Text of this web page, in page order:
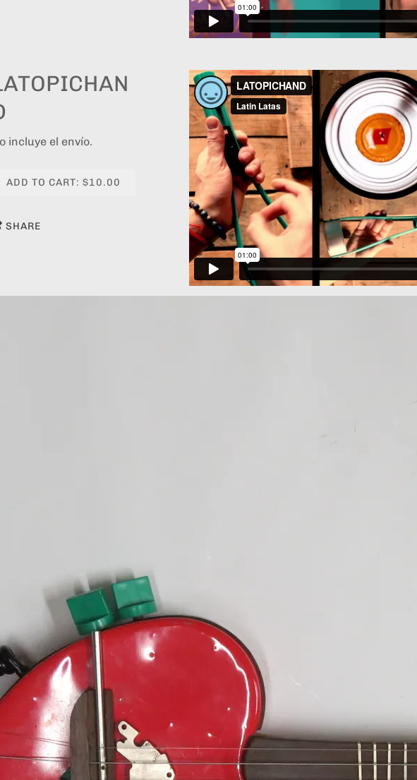
incluye el envío.
ADD TO CART: $10.00
SHARE